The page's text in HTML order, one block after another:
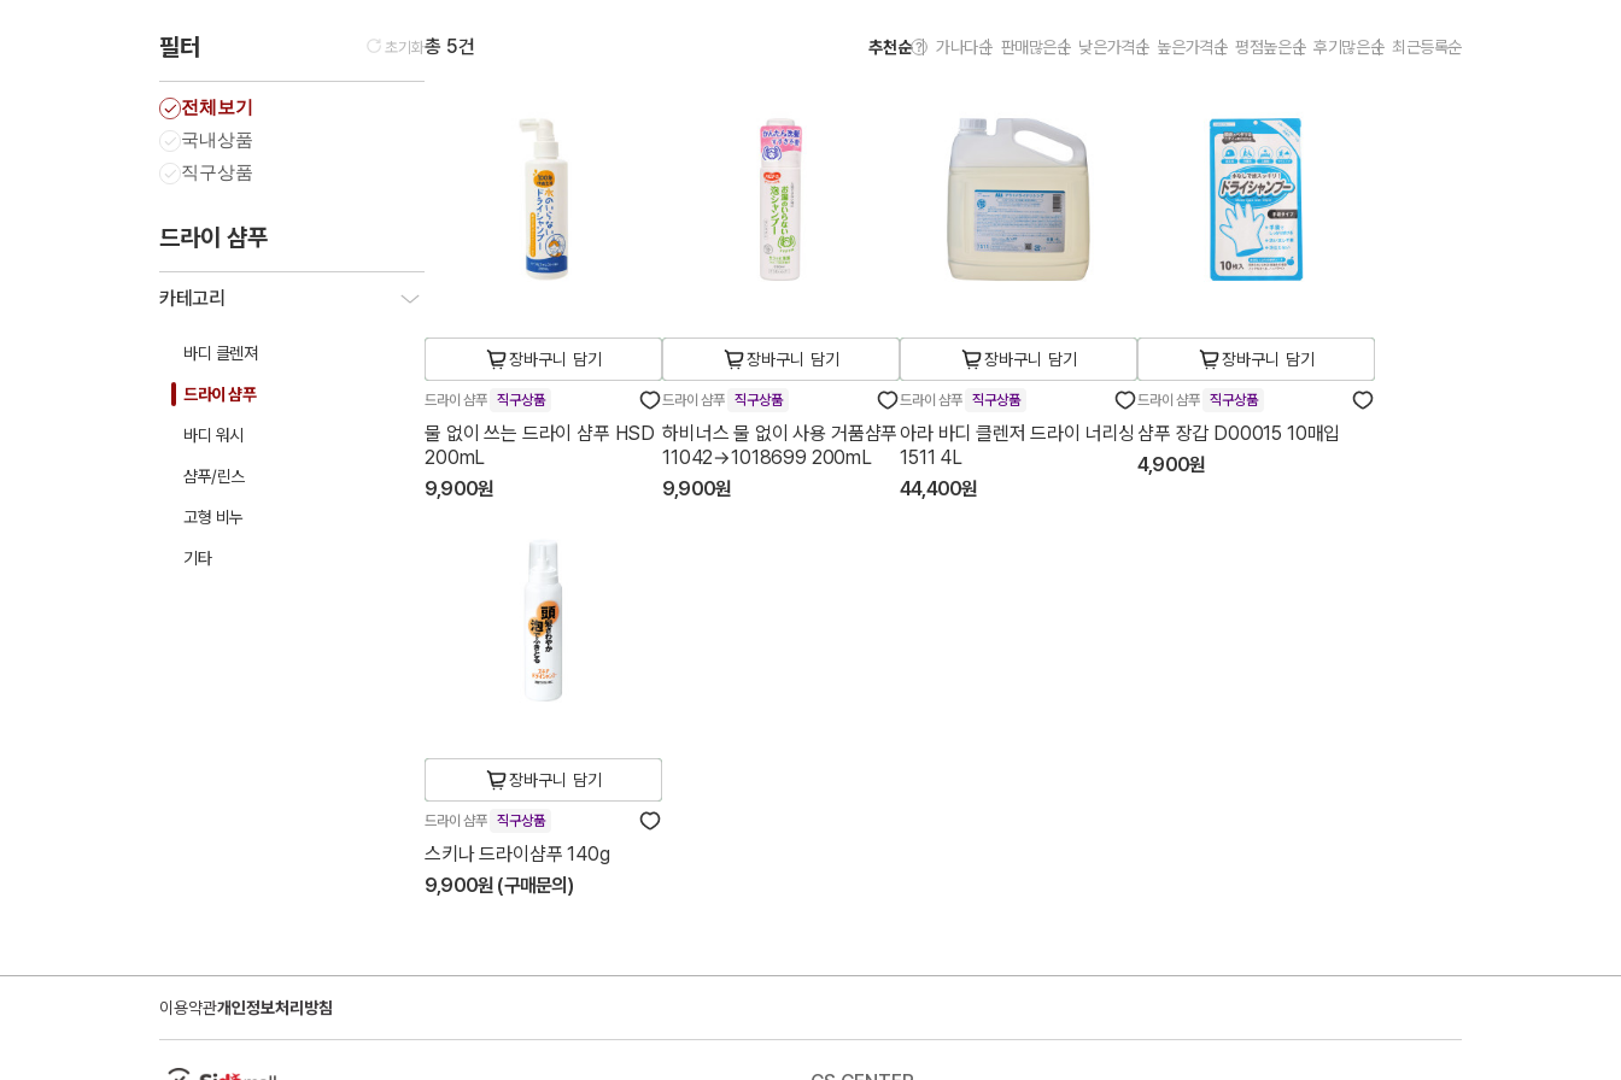
필터 초기화
전체보기
국내상품
직구상품
드라이 샴푸
카테고리
바디 클렌져
드라이 샴푸
바디 워시
샴푸/린스
고형 비누
기타
총 5건 추천순 가나다순 판매많은순 낮은가격순 높은가격순 평점높은순 후기많은순 최근등록순
장바구니 담기
드라이 샴푸 직구상품
물 없이 쓰는 드라이 샴푸 HSD
200mL
9,900원
장바구니 담기
드라이 샴푸 직구상품
하비너스 물 없이 사용 거품샴푸
11042→1018699 200mL
9,900원
장바구니 담기
드라이 샴푸 직구상품
아라 바디 클렌저 드라이 너리싱
1511 4L
44,400원
장바구니 담기
드라이 샴푸 직구상품
샴푸 장갑 D00015 10매입
4,900원
장바구니 담기
드라이 샴푸 직구상품
스키나 드라이샴푸 140g
9,900원 (구매문의)
이용약관개인정보처리방침